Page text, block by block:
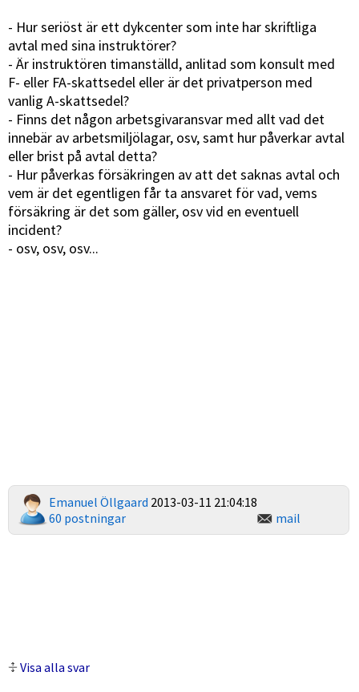
- Hur seriöst är ett dykcenter som inte har skriftliga
avtal med sina instruktörer?
- Är instruktören timanställd, anlitad som konsult med
F- eller FA-skattsedel eller är det privatperson med
vanlig A-skattsedel?
- Finns det någon arbetsgivaransvar med allt vad det
innebär av arbetsmiljölagar, osv, samt hur påverkar avtal
eller brist på avtal detta?
- Hur påverkas försäkringen av att det saknas avtal och
vem är det egentligen får ta ansvaret för vad, vems
försäkring är det som gäller, osv vid en eventuell
incident?
- osv, osv, osv...
Emanuel Öllgaard 2013-03-11 21:04:18
60 postningar
mail
Visa alla svar